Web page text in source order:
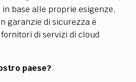
base alle proprie esigenze,
garanzie di sicurezza e
di servizi di cloud
paese?